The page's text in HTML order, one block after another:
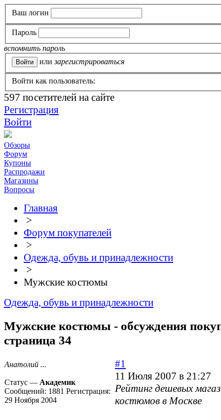
Ваш логин
Пароль
вспомнить пароль
или зарегистрироваться
Войти как пользователь:
597 посетителей на сайте
Регистрация
Войти
Обзоры
Форум
Купоны
Распродажи
Магазины
Вопросы
Главная
>
Форум покупателей
>
Одежда, обувь и принадлежности
>
Мужские костюмы
Одежда, обувь и принадлежности
Мужские костюмы - обсуждения
страница 34
Анатолий ...
Статус — Академик
Сообщений: 1881 Регистрация:
29 Ноября 2004
#1
11 Июля 2007 в 21:27
Рейтинг дешевых
костюмов в Москве